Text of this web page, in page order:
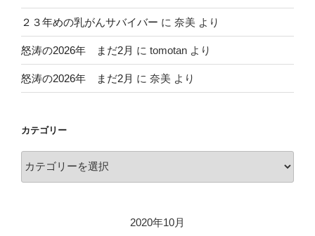
２３年めの乳がんサバイバー に 奈美 より
怒涛の2026年 まだ2月 に tomotan より
怒涛の2026年 まだ2月 に 奈美 より
カテゴリー
テ
2020年10月